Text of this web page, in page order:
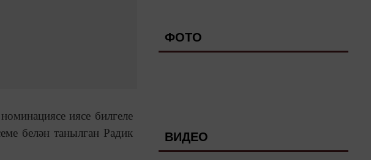
иясе билгеле
белән танылган Радик
ФОТО
ВИДЕО